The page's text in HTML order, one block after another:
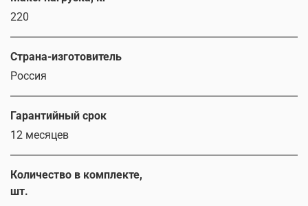
220
Страна-изготовитель
Россия
Гарантийный срок
12 месяцев
Количество в комплекте,
шт.